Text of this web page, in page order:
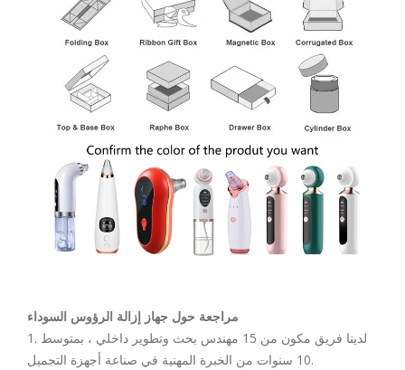
مراجعة حول جهاز إزالة الرؤوس السوداء
1. لدينا فريق مكون من 15 مهندس بحث وتطوير داخلي ، بمتوسط
10 سنوات من الخبرة المهنية في صناعة أجهزة التجميل.